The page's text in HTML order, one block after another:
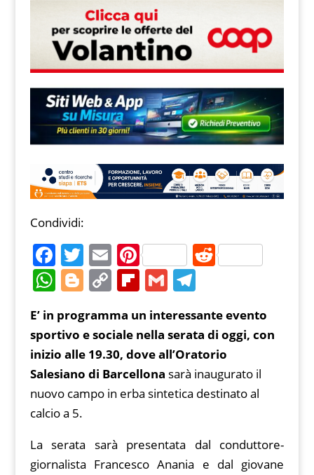
Condividi:
F
a
c
e
b
o
o
k
T
w
itt
er
E
m
ai
l
Pi
nt
er
e
st
R
di
t
W
at
s
A
p
p
Bl
g
g
er
C
p
y
Li
n
Fl
ip
b
o
ar
d
G
ai
l
T
e
gr
a
m
E’ in programma un interessante evento
sportivo e sociale nella serata di oggi, con
inizio alle 19.30, dove all’Oratorio
Salesiano di Barcellona sarà inaugurato il
nuovo campo in erba sintetica destinato al
calcio a 5.
La serata sarà presentata dal conduttore-
giornalista Francesco Anania e dal giovane